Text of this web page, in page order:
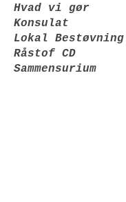
Hvad vi gør
Konsulat
Lokal Bestøvning
Råstof CD
Sammensurium